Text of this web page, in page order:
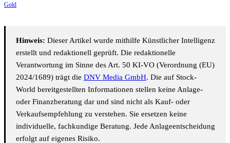
Gold
Hinweis: Dieser Artikel wurde mithilfe Künstlicher Intelligenz
erstellt und redaktionell geprüft. Die redaktionelle
Verantwortung im Sinne des Art. 50 KI-VO (Verordnung (EU)
2024/1689) trägt die DNV Media GmbH. Die auf Stock-
World bereitgestellten Informationen stellen keine Anlage-
oder Finanzberatung dar und sind nicht als Kauf- oder
Verkaufsempfehlung zu verstehen. Sie ersetzen keine
individuelle, fachkundige Beratung. Jede Anlageentscheidung
erfolgt auf eigenes Risiko.